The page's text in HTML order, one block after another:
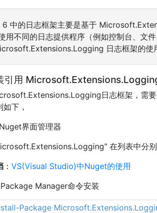
6 中的日志框架主要是基于
用不同的日志提供程序（例如控制台、文
日志框架的使
引用
日志框架，需
下，
界面管理器
在列表中分
： VS(Visual Studio)中Nuget的使用
Manager命令安装
Package